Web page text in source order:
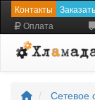
Контакты
Оплата
Сетевое